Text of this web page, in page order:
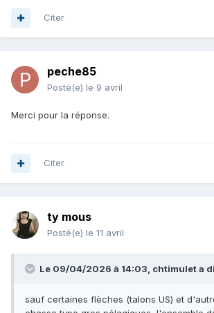
Citer
peche85
Posté(e) le 9 avril
Merci pour la réponse.
Citer
ty mous
Posté(e) le 11 avril
Le 09/04/2026 à 14:03, chtimuleta
sauf certaines flèches (talons US) et